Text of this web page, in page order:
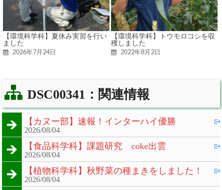
【環境科学科】夏休み実習を行い
ました
2026年7月24日
【環境科学科】トウモロコシを収
穫しました
2022年8月2日
DSC00341：関連情報
【カヌー部】速報！インターハイ優勝
2026/08/04
【食品科学科】課題研究 coke出雲
2026/08/04
【植物科学科】秋野菜の種まきをしました！
2026/08/04